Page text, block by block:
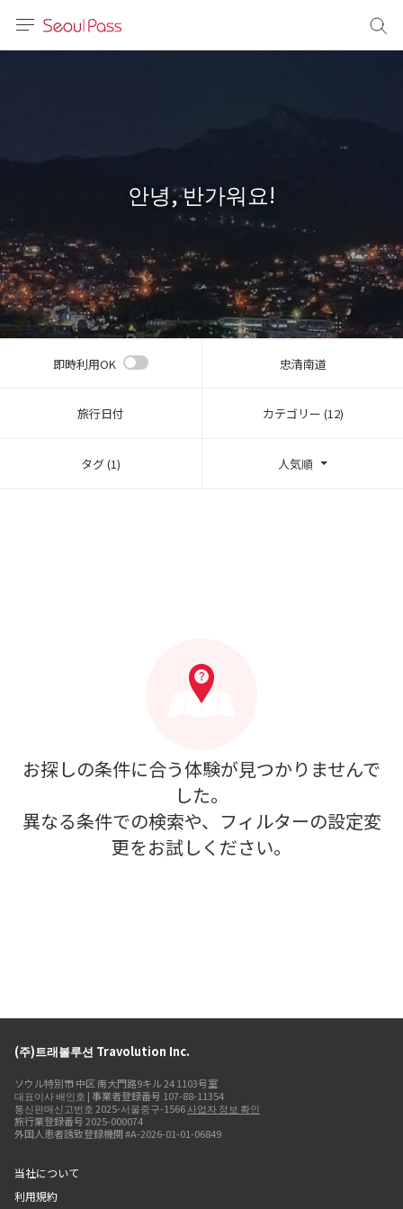
文 (台灣)
안녕, 반가워요!
即時利用OK 忠清南道
旅行日付 カテゴリー (12)
タグ (1) 人気順
お探しの条件に合う体験が見つかりませんで
した。
異なる条件での検索や、フィルターの設定変
更をお試しください。
(주)트래볼루션 Travolution Inc.
ソウル特別市 中区 南大門路9キル 24 1103号室
대표이사 배인호 | 事業者登録番号 107-88-11354
통신판매신고번호 2025-서울중구-1566사업자 정보 확인
旅行業登録番号 2025-000074
外国人患者誘致登録機関 #A-2026-01-01-06849
当社について
利用規約